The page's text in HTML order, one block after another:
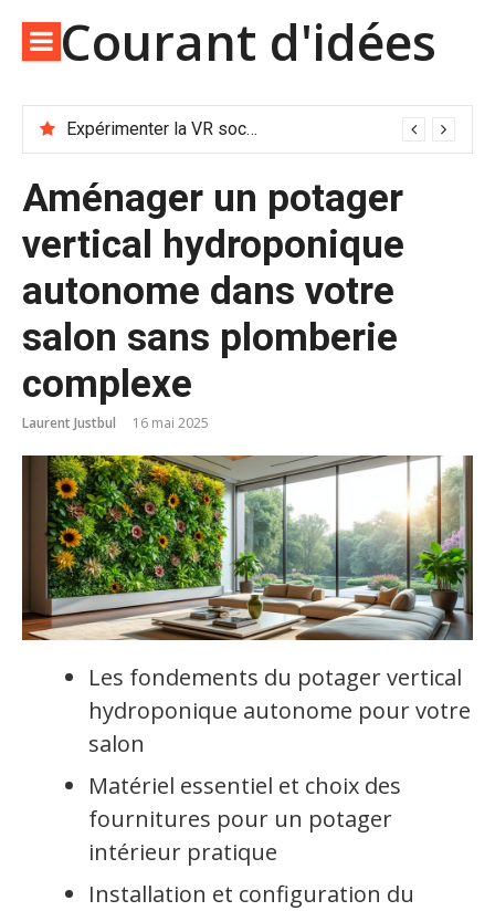
contenuCourant d'idées
Déployer un assistant vocal open-source auto-hébergé pour piloter votre smart home sans Google
Aménager un potager
vertical hydroponique
autonome dans votre
salon sans plomberie
complexe
Laurent Justbul 16 mai 2025
Les fondements du potager vertical
hydroponique autonome pour votre
salon
Matériel essentiel et choix des
fournitures pour un potager
intérieur pratique
Installation et configuration du